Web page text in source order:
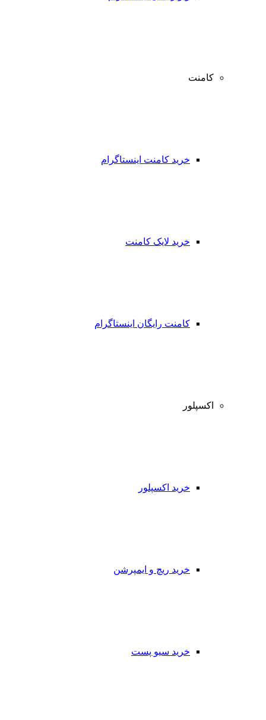
کامنت
خرید کامنت اینستاگرام
خرید لایک کامنت
کامنت رایگان اینستاگرام
اکسپلور
خرید اکسپلور
خرید ریچ و ایمپرشن
خرید سیو پست